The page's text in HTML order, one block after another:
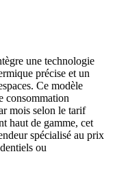
une technologie
précise et un
Ce modèle
consommation
mois selon le tarif
haut de gamme, cet
spécialisé au prix
ou